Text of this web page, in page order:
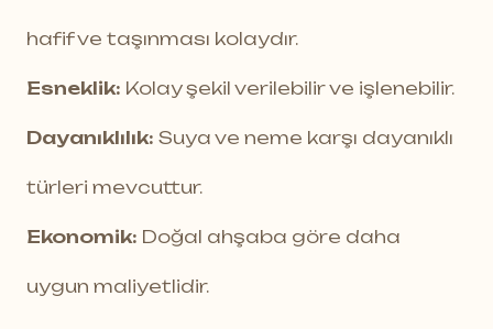
hafif ve taşınması kolaydır.
Esneklik: Kolay şekil verilebilir ve işlenebilir.
Dayanıklılık: Suya ve neme karşı dayanıklı
türleri mevcuttur.
Ekonomik: Doğal ahşaba göre daha
uygun maliyetlidir.